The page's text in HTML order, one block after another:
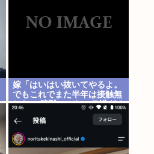
嫁「はいはい抜いてやるよ。
でもこれでまた半年は接触無
しな」 暗黙のこれツラ過ぎる